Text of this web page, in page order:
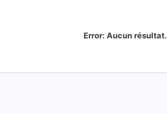
Error: Aucun résultat.